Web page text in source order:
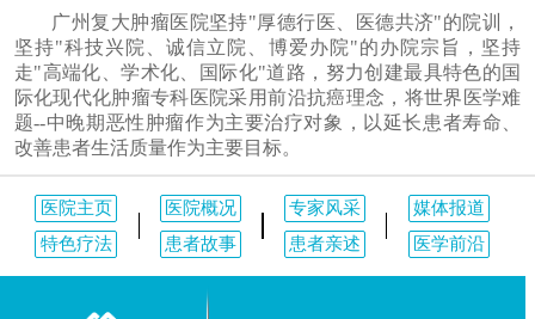
广州复大肿瘤医院坚持"厚德行医、医德共济"的院训，
坚持"科技兴院、诚信立院、博爱办院"的办院宗旨，坚持
走"高端化、学术化、国际化"道路，努力创建最具特色的国
际化现代化肿瘤专科医院采用前沿抗癌理念，将世界医学难
题--中晚期恶性肿瘤作为主要治疗对象，以延长患者寿命、
改善患者生活质量作为主要目标。
医院主页 医院概况 专家风采
媒体报道
特色疗法
患者故事 患者亲述 医学前沿